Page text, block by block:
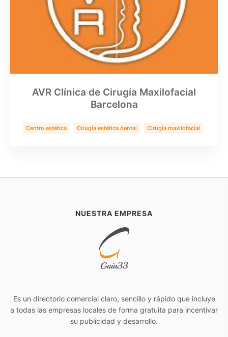
AVR Clínica de Cirugía Maxilofacial
Barcelona
Centro estética Cirugía estética dental
Cirugía maxilofacial
NUESTRA EMPRESA
Es un directorio comercial claro, sencillo y rápido que incluye
a todas las empresas locales de forma gratuita para incentivar
su publicidad y desarrollo.